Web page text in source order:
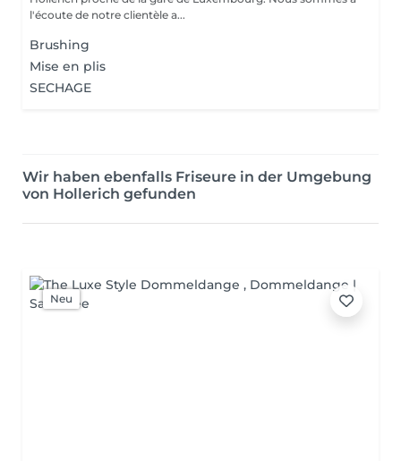
l'écoute de notre clientèle a...
Brushing
Mise en plis
SECHAGE
Wir haben ebenfalls Friseure in der Umgebung
von Hollerich gefunden
Neu